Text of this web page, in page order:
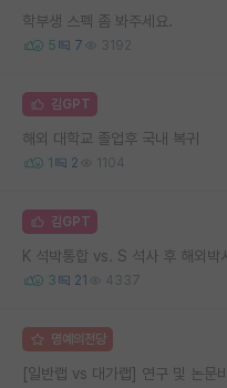
학부생 스펙 좀 봐주세요.
5 7 3192
김GPT
해외 대학교 졸업후 국내 복귀
1 2 1104
김GPT
K 석박통합 vs. S 석사 후 해외박
3 21 4337
명예의전당
[일반랩 vs 대가랩] 연구 및 논문